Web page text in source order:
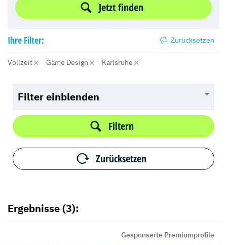
Jetzt finden
Ihre Filter: Zurücksetzen
Vollzeit Game Design Karlsruhe
Filter einblenden
Filtern
Zurücksetzen
Ergebnisse (3):
Gesponserte Premiumprofile